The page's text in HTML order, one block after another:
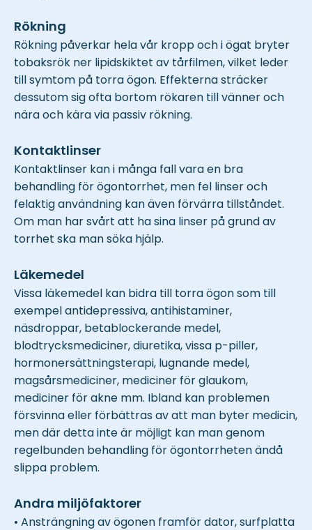
Rökning
Rökning påverkar hela vår kropp och i ögat bryter
tobaksrök ner lipidskiktet av tårfilmen, vilket leder
till symtom på torra ögon. Effekterna sträcker
dessutom sig ofta bortom rökaren till vänner och
nära och kära via passiv rökning.
Kontaktlinser
Kontaktlinser kan i många fall vara en bra
behandling för ögontorrhet, men fel linser och
felaktig användning kan även förvärra tillståndet.
Om man har svårt att ha sina linser på grund av
torrhet ska man söka hjälp.
Läkemedel
Vissa läkemedel kan bidra till torra ögon som till
exempel antidepressiva, antihistaminer,
näsdroppar, betablockerande medel,
blodtrycksmediciner, diuretika, vissa p-piller,
hormonersättningsterapi, lugnande medel,
magsårsmediciner, mediciner för glaukom,
mediciner för akne mm. Ibland kan problemen
försvinna eller förbättras av att man byter medicin,
men där detta inte är möjligt kan man genom
regelbunden behandling för ögontorrheten ändå
slippa problem.
Andra miljöfaktorer
• Ansträngning av ögonen framför dator, surfplatta